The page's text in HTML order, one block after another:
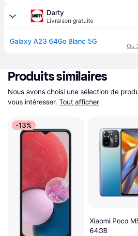
Darty
Livraison gratuite
Galaxy A23 64Go Blanc 5G
Ou
Produits similaires
Nous avons choisi une sélection de
vous intéresser. Tout afficher
-13%
Xiaomi Poco
64GB